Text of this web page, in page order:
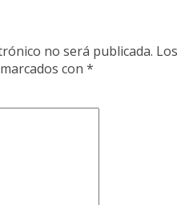
no será publicada. Los
con *